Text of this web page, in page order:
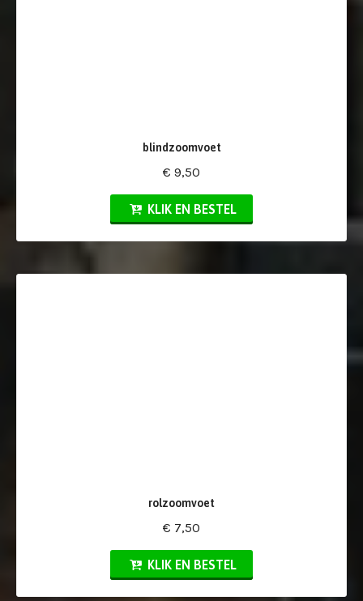
blindzoomvoet
€ 9,50
KLIK EN BESTEL
rolzoomvoet
€ 7,50
KLIK EN BESTEL